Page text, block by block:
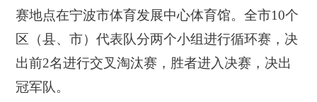
赛地点在宁波市体育发展中心体育馆。全市10个
区（县、市）代表队分两个小组进行循环赛，决
出前2名进行交叉淘汰赛，胜者进入决赛，决出
冠军队。